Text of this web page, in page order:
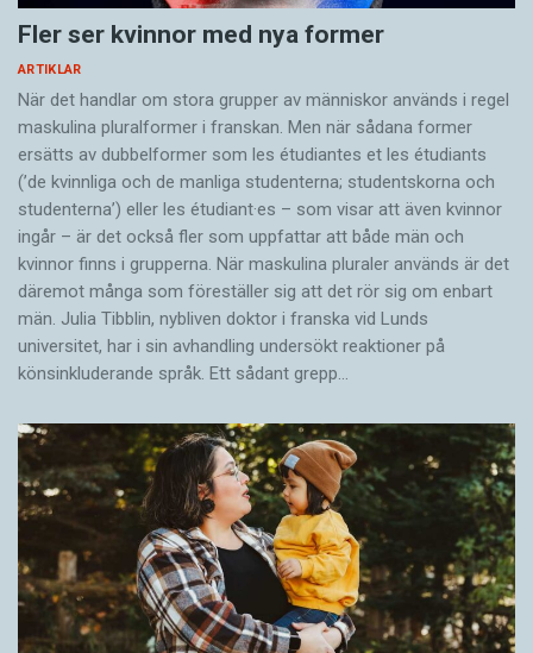
Fler ser kvinnor med nya former
ARTIKLAR
När det handlar om stora grupper av människor används i regel
maskulina pluralformer i franskan. Men när sådana ­former
ersätts av dubbel­former som les étudiantes et les étudiants
(’de kvinnliga och de manliga studenterna; studentskorna och
studenterna’) eller les étudiant·es – som visar att även kvinnor
ingår – är det också fler som uppfattar att både män och
kvinnor finns i grupperna. När maskulina pluraler används är det
där­emot många som föreställer sig att det rör sig om enbart
män. Julia Tibblin, nybliven doktor i franska vid Lunds
universitet, har i sin avhandling undersökt reaktioner på
könsinkluderande språk. Ett sådant grepp…